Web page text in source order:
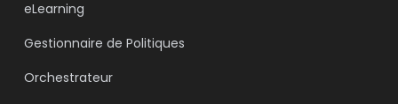
eLearning
Gestionnaire de Politiques
Orchestrateur